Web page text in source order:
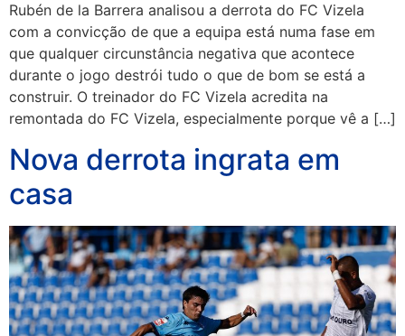
Rubén de la Barrera analisou a derrota do FC Vizela
com a convicção de que a equipa está numa fase em
que qualquer circunstância negativa que acontece
durante o jogo destrói tudo o que de bom se está a
construir. O treinador do FC Vizela acredita na
remontada do FC Vizela, especialmente porque vê a […]
Nova derrota ingrata em
casa